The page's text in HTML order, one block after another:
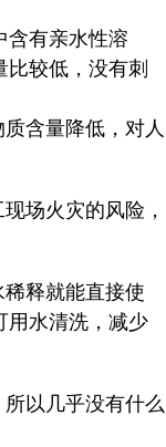
含有亲水性溶
较低，没有刺
含量降低，对人
场火灾的风险，
释就能直接使
用水清洗，减少
以几乎没有什么